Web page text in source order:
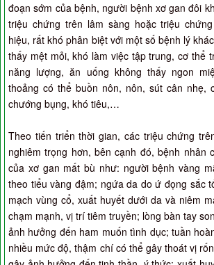
đoạn sớm của bệnh, người bệnh xơ gan đôi
triệu chứng trên lâm sàng hoặc triệu
hiệu, rất khó phân biệt với một số bệnh lý
thấy mệt mỏi, khó làm việc tập trung, cơ thể
năng lượng, ăn uống không thấy ngon
thoảng có thể buồn nôn, nôn, sút cân nhẹ,
chướng bụng, khó tiêu,…
Theo tiến triển thời gian, các triệu chứng
nghiêm trọng hơn, bên cạnh đó, bệnh nhân
của xơ gan mất bù như: người bệnh vàng
theo tiểu vàng đậm; ngứa da do ứ đọng sắc
mạch vùng cổ, xuất huyết dưới da và niêm
chạm mạnh, vị trí tiêm truyền; lòng bàn tay
ảnh hưởng đến ham muốn tình dục; tuần
nhiều mức độ, thậm chí có thể gây thoát vị